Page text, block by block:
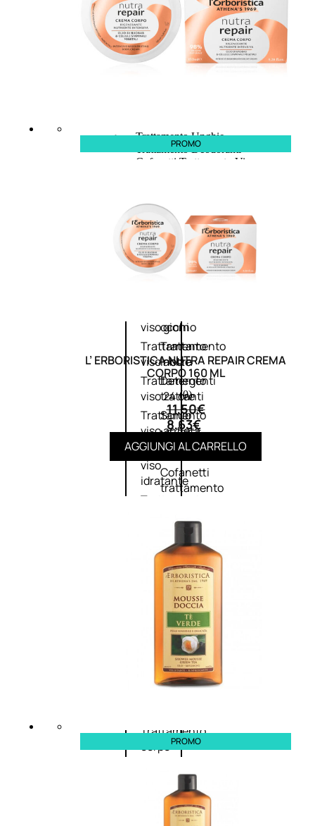
Trattamento Viso Occhi
Trattamento Viso Detergenza
Trattamento Viso Maschere
Trattamento Viso Idratante
Trattamento Viso Labbra
Trattamento Unghie
Trattamento Deodoranti
Cofanetti Trattamento Viso
Viso
viso giorno
Trattamento
viso notte
Trattamento
viso 24 ore
Trattamento
viso antietà
Trattamento
viso
idratante
Trattamento
Trattamento
viso BB e CC
cream
occhi
Trattamento
labbra
Detergenti
trattanti
Scrub
Maschere
Sieri
Cofanetti
trattamento
Trattamento
corpo
mani e piedi
Trattamento
unghie
PROMO
L’ ERBORISTICA NUTRA REPAIR CREMA
CORPO 160 ML
(0)
11,50€
8,63€
AGGIUNGI AL CARRELLO
PROMO